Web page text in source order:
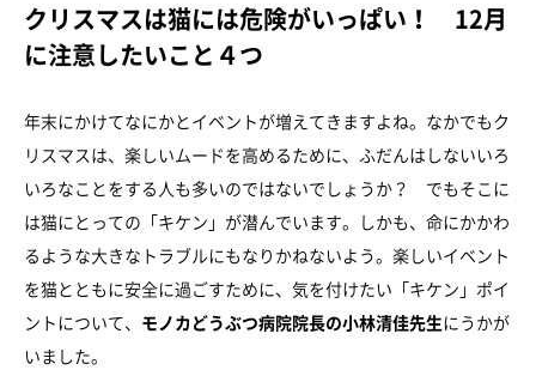
クリスマスは猫には危険がいっぱい！ 12月
に注意したいこと４つ
年末にかけてなにかとイベントが増えてきますよね。なかでもク
リスマスは、楽しいムードを高めるために、ふだんはしないいろ
いろなことをする人も多いのではないでしょうか？ でもそこに
は猫にとっての「キケン」が潜んでいます。しかも、命にかかわ
るような大きなトラブルにもなりかねないよう。楽しいイベント
を猫とともに安全に過ごすために、気を付けたい「キケン」ポイ
ントについて、 モノカどうぶつ病院院長の小林清佳先生にうかが
いました。